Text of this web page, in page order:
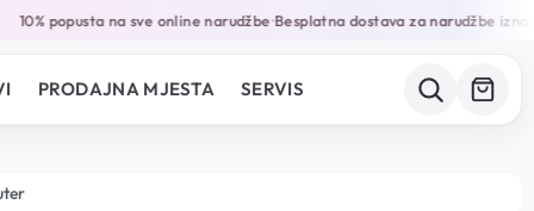
10% popusta na sve online narudžbe•Besplatna dostava za narudžbe iznad
PRODAJNA MJESTA SERVIS